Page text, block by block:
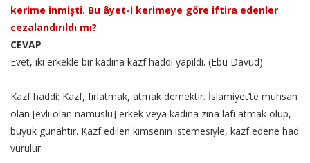
kerime inmişti. Bu âyet-i kerimeye göre iftira edenler
cezalandırıldı mı?
CEVAP
Evet, iki erkekle bir kadına kazf haddi yapıldı. (Ebu Davud)
Kazf haddi: Kazf, fırlatmak, atmak demektir. İslamiyet’te muhsan
olan [evli olan namuslu] erkek veya kadına zina lafı atmak olup,
büyük günahtır. Kazf edilen kimsenin istemesiyle, kazf edene had
vurulur.